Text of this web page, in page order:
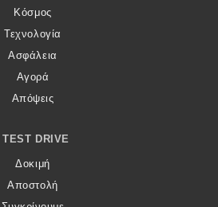
Κόσμος
Τεχνολογία
Ασφάλεια
Αγορά
Απόψεις
TEST DRIVE
Δοκιμή
Αποστολή